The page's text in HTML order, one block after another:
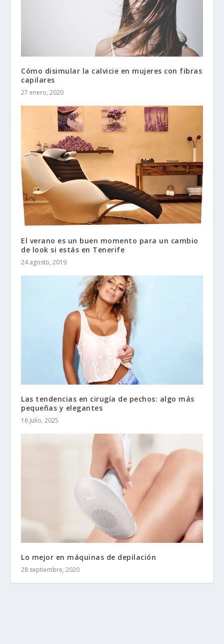
Cómo disimular la calvicie en mujeres con fibras
capilares
27 enero, 2020
El verano es un buen momento para un cambio
de look si estás en Tenerife
24 agosto, 2019
Las tendencias en cirugía de pechos: algo más
pequeñas y elegantes
16 julio, 2025
Lo mejor en máquinas de depilación
28 septiembre, 2020